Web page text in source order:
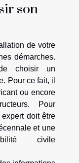
son
de votre
démarches.
choisir un
Pour ce fait, il
ou encore
Pour
doit être
et une
civile